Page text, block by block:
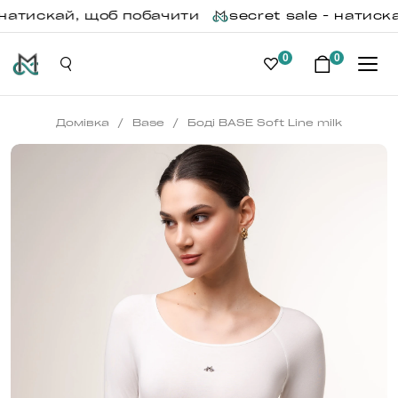
щоб побачити secret sale -
0 0
Домівка / Base / Боді BASE Soft Line milk